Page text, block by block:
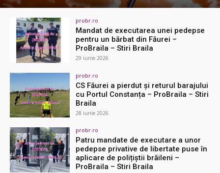
probr.ro
Mandat de executarea unei pedepse
pentru un bărbat din Făurei –
ProBraila – Stiri Braila
29 iunie 2026
probr.ro
CS Făurei a pierdut și returul barajului
cu Portul Constanța – ProBraila – Stiri
Braila
28 iunie 2026
probr.ro
Patru mandate de executare a unor
pedepse privative de libertate puse în
aplicare de polițiștii brăileni –
ProBraila – Stiri Braila